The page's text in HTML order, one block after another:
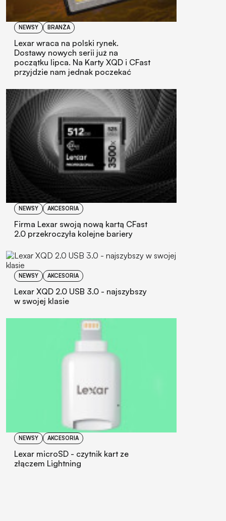
NEWSY BRANŻA
Lexar wraca na polski rynek.
Dostawy nowych serii już na
początku lipca. Na Karty XQD i CFast
przyjdzie nam jednak poczekać
NEWSY AKCESORIA
Firma Lexar swoją nową kartą CFast
2.0 przekroczyła kolejne bariery
NEWSY AKCESORIA
Lexar XQD 2.0 USB 3.0 - najszybszy
w swojej klasie
NEWSY AKCESORIA
Lexar microSD - czytnik kart ze
złączem Lightning